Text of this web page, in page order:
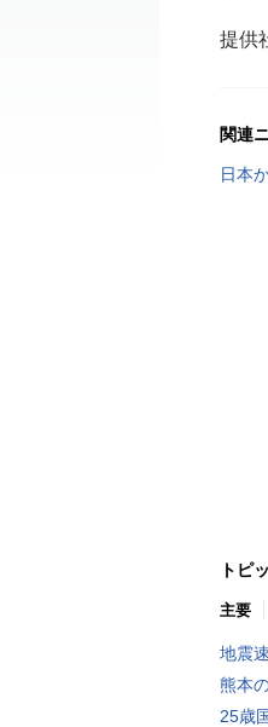
提供
関連
日本
トピ
主要
地震
熊本
25歳